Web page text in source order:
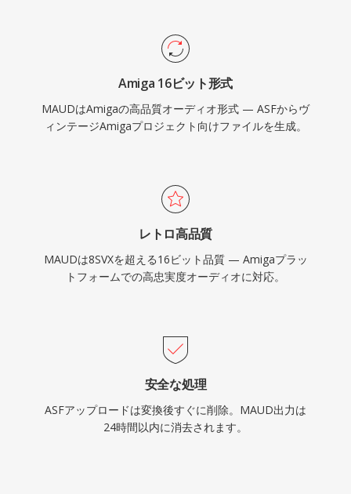
Amiga 16ビット形式
MAUDはAmigaの高品質オーディオ形式 — ASFからヴ
ィンテージAmigaプロジェクト向けファイルを生成。
レトロ高品質
MAUDは8SVXを超える16ビット品質 — Amigaプラッ
トフォームでの高忠実度オーディオに対応。
安全な処理
ASFアップロードは変換後すぐに削除。MAUD出力は
24時間以内に消去されます。